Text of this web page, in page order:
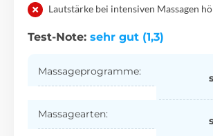
Lautstärke bei intensiven Massagen
Test-Note: sehr gut (1,3)
Massageprogramme:
Massagearten: